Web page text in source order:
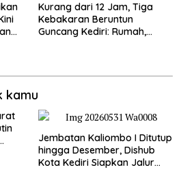
Kurang dari 12 Jam, Tiga
Kebakaran Beruntun
Guncang Kediri: Rumah,
kamu
Jembatan Kaliombo I Ditutup
hingga Desember, Dishub
Kota Kediri Siapkan Jalur